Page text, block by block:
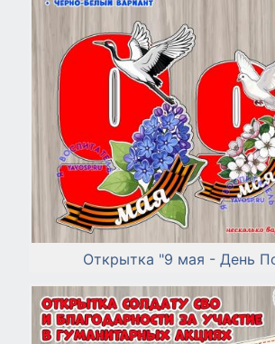
Открытка "9 мая - День